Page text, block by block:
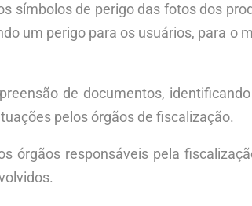
símbolos de perigo das fotos dos
um perigo para os usuários, para o
de documentos,
pelos órgãos de fiscalização.
órgãos responsáveis pela